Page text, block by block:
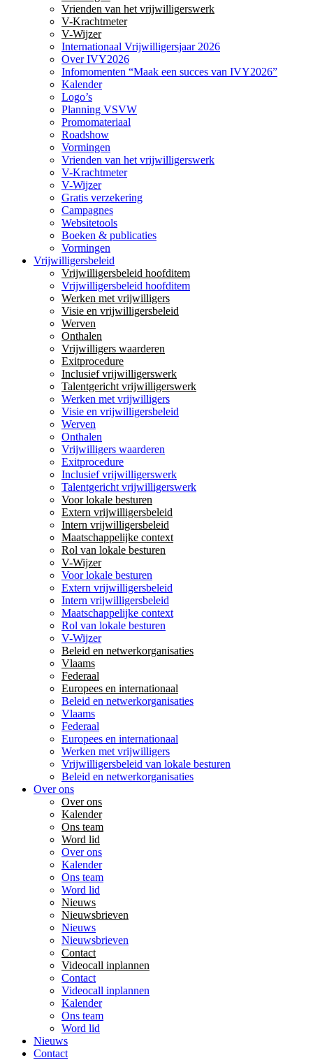
Vrienden van het vrijwilligerswerk
V-Krachtmeter
V-Wijzer
Internationaal Vrijwilligersjaar 2026
Over IVY2026
Infomomenten “Maak een succes van IVY2026”
Kalender
Logo’s
Planning VSVW
Promomateriaal
Roadshow
Vormingen
Vrienden van het vrijwilligerswerk
V-Krachtmeter
V-Wijzer
Gratis verzekering
Campagnes
Websitetools
Boeken & publicaties
Vormingen
Vrijwilligersbeleid
Vrijwilligersbeleid hoofditem
Vrijwilligersbeleid hoofditem
Werken met vrijwilligers
Visie en vrijwilligersbeleid
Werven
Onthalen
Vrijwilligers waarderen
Exitprocedure
Inclusief vrijwilligerswerk
Talentgericht vrijwilligerswerk
Werken met vrijwilligers
Visie en vrijwilligersbeleid
Werven
Onthalen
Vrijwilligers waarderen
Exitprocedure
Inclusief vrijwilligerswerk
Talentgericht vrijwilligerswerk
Voor lokale besturen
Extern vrijwilligersbeleid
Intern vrijwilligersbeleid
Maatschappelijke context
Rol van lokale besturen
V-Wijzer
Voor lokale besturen
Extern vrijwilligersbeleid
Intern vrijwilligersbeleid
Maatschappelijke context
Rol van lokale besturen
V-Wijzer
Beleid en netwerkorganisaties
Vlaams
Federaal
Europees en internationaal
Beleid en netwerkorganisaties
Vlaams
Federaal
Europees en internationaal
Werken met vrijwilligers
Vrijwilligersbeleid van lokale besturen
Beleid en netwerkorganisaties
Over ons
Over ons
Kalender
Ons team
Word lid
Over ons
Kalender
Ons team
Word lid
Nieuws
Nieuwsbrieven
Nieuws
Nieuwsbrieven
Contact
Videocall inplannen
Contact
Videocall inplannen
Kalender
Ons team
Word lid
Nieuws
Contact